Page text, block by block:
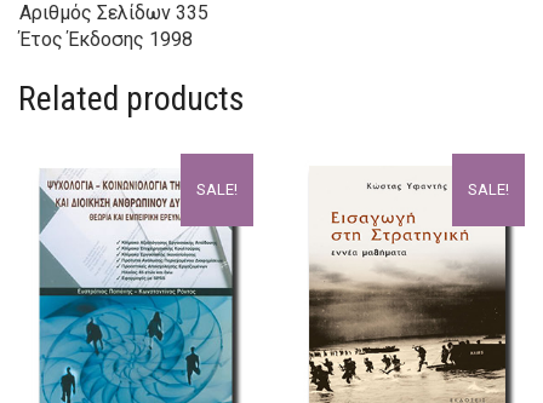
Αριθμός Σελίδων 335
Έτος Έκδοσης 1998
Related products
SALE! SALE!